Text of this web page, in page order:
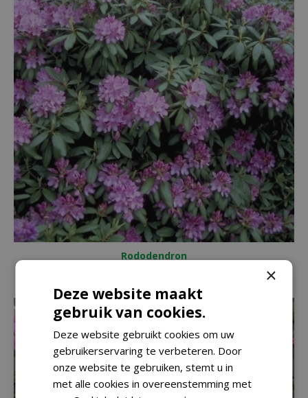
Rododendron
×
Deze website maakt
gebruik van cookies.
Deze website gebruikt cookies om uw
gebruikerservaring te verbeteren. Door
onze website te gebruiken, stemt u in
met alle cookies in overeenstemming met